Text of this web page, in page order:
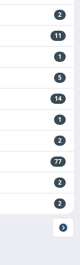
2
11
1
5
14
1
2
77
2
2